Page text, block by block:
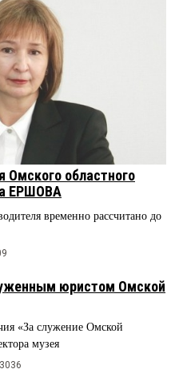
Омского областного
ЕРШОВА
временно рассчитано до
юристом Омской
«За служение Омской
музея
3036